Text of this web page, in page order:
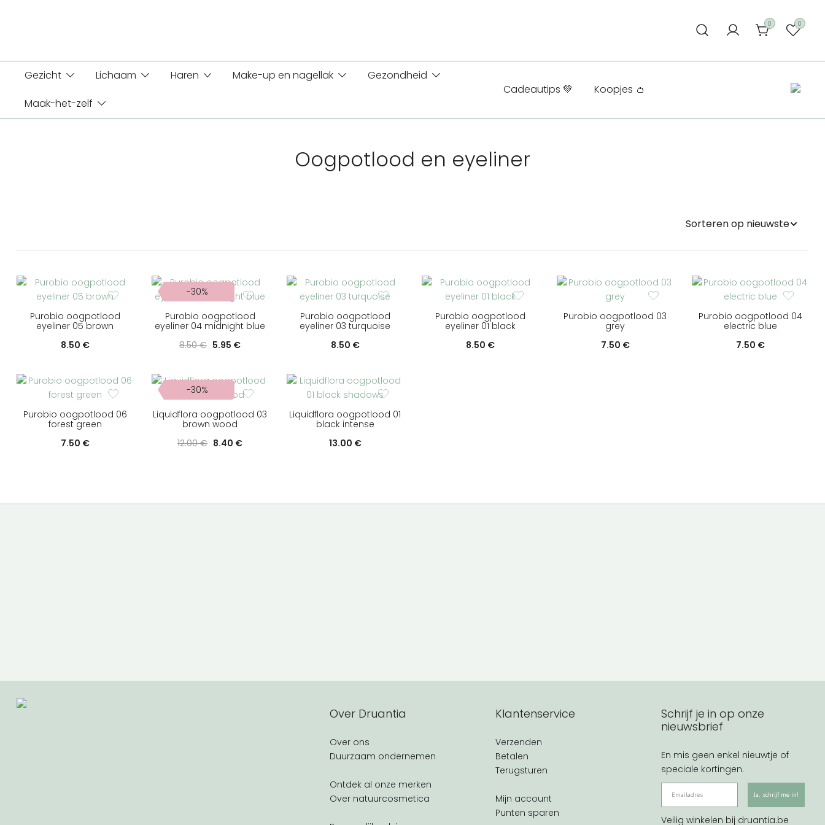
0 0
Gezicht Lichaam Haren Make-up en nagellak
Gezondheid
Maak-het-zelf
Cadeautips 💚 Koopjes 👛
Oogpotlood en eyeliner
Purobio oogpotlood
eyeliner 05 brown
8.50 €
-30%
Purobio oogpotlood
eyeliner 04 midnight blue
8.50€ Oorspronkelijke
8.50 €.
5.95 €Huidige
5.95 €.
Purobio oogpotlood
eyeliner 03 turquoise
8.50 €
Purobio oogpotlood
eyeliner 01 black
8.50 €
Purobio oogpotlood 03
grey
7.50 €
Purobio oogpotlood 04
electric blue
7.50 €
Purobio oogpotlood 06
forest green
7.50 €
-30%
Liquidflora oogpotlood 03
brown wood
12.00€ Oorspronkelijke
8.40 €Huidige
Liquidflora oogpotlood 01
black intense
13.00 €
Over Druantia
Over ons
Duurzaam ondernemen
Ontdek al onze merken
Over natuurcosmetica
Klantenservice
Verzenden
Betalen
Terugsturen
Mijn account
Punten sparen
Schrijf je in op onze
nieuwsbrief
En mis geen enkel nieuwtje of
speciale kortingen.
Ja, schrijf me in!
Veilig winkelen bij druantia.be